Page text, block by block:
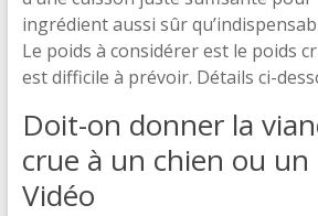
ingrédient aussi sûr
Le poids à considérer est le poids
est difficile à prévoir. Détails ci-
Doit-on donner la
crue à un chien ou un
Vidéo